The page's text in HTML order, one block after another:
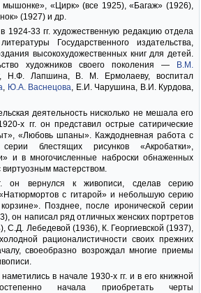
«Цирк» (все 1925), «Багаж» (1926),
(1927) и др.
1924-33 гг. художественную редакцию отдела
Государственного издательства,
высокохудожественных книг для детей.
художников своего поколения —
В.М.
Н.Ф. Лапшина, В. М. Ермолаеву, воспитал
, Ю.А. Васнецова, Е.И. Чарушина, В.И. Курдова,
деятельность нисколько не мешала его
х гг. он представил острые сатирические
«Любовь шпаны». Каждодневная работа с
блестящих рисунков «Акробатки»,
и в многочисленные наброски обнаженных
мастерством.
он вернулся к живописи, сделав серию
с гитарой» и небольшую серию
Позднее, после иронической серии
он написал ряд отличных женских портретов
Лебедевой (1936), К. Георгиевской (1937),
рационалистичности своих прежних
своеобразно возрождал многие приемы
в начале 1930-х гг. и в его книжной
начала приобретать черты